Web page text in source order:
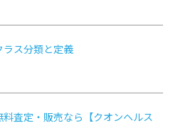
ス分類と定義
査定・販売なら【クオンヘルス